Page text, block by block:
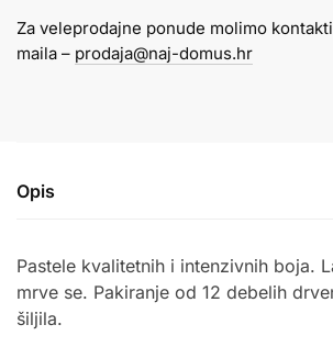
+
šiljilo
Za veleprodajne ponude molimo
maila – prodaja@naj-domus.hr
Opis
Pastele kvalitetnih i intenzivnih boja.
mrve se. Pakiranje od 12 debelih
šiljila.